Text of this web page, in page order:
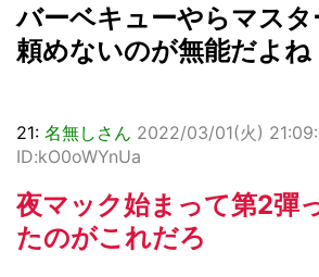
バーベキューやらマスタ
頼めないのが無能だよね
21: 名無しさん 2022/03/01(火)
ID:kO0oWYnUa
夜マック始まって第2彈
たのがこれだろ